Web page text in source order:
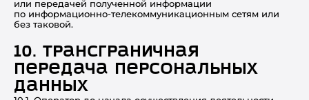
или передачей полученной информации
по информационно-телекоммуникационным сетям или
без таковой.
10. Трансграничная
передача персональных
данных